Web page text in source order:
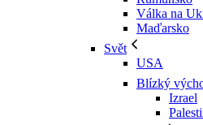
Válka na
Maďarsko
Svět
USA
Blízký
Izrael